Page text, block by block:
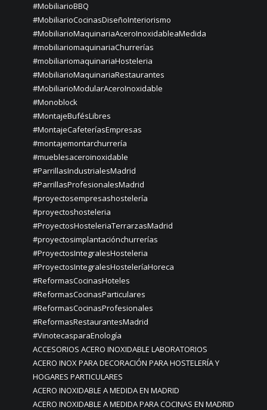
#MobiliarioBBQ
#MobiliarioCocinasDiseñoInteriorismo
#MobiliarioMaquinariaAceroInoxidableaMedida
#mobiliariomaquinariaChurrerías
#mobiliariomaquinariaHosteleria
#MobiliarioMaquinariaRestaurantes
#MobiliarioModularAceroInoxidable
#Monoblock
#MontajeBufésLibres
#MontajeCafeteríasEmpresas
#montajemontarchurrería
#mueblesaceroinoxidable
#ParrillasIndustrialesMadrid
#ParrillasProfesionalesMadrid
#proyectosempresashostelería
#proyectoshosteleria
#ProyectosHosteleriaTerrarzasMadrid
#proyectosimplantaciónchurrerías
#ProyectosIntegralesHosteleria
#ProyectosIntegralesHosteleríaHoreca
#ReformasCocinasHoteles
#ReformasCocinasParticulares
#ReformasCocinasProfesionales
#ReformasRestaurantesMadrid
#VinotecasparaEnología
ACCESORIOS ACERO INOXIDABLE LABORATORIOS
ACERO INOX PARA DECORACIÓN PARA HOSTELERÍA Y
HOGARES PARTICULARES
ACERO INOXIDABLE A MEDIDA EN MADRID
ACERO INOXIDABLE A MEDIDA PARA COCINAS EN MADRID